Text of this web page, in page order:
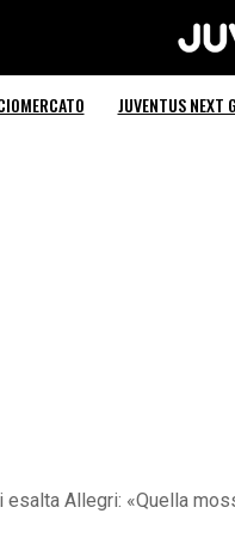
JUVENTUS NEXT
esalta Allegri: «Quella